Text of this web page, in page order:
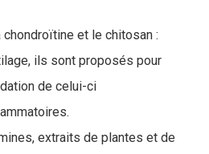
chondroïtine et le chitosan :
ils sont proposés pour
de celui-ci
extraits de plantes et de